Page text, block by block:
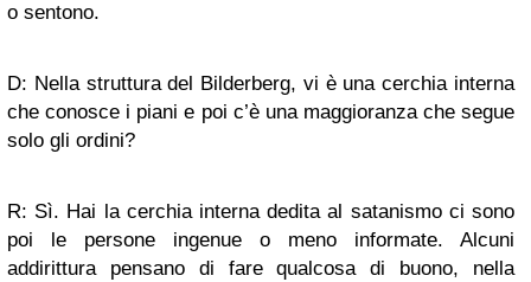
o sentono.
D: Nella struttura del Bilderberg, vi è una cerchia interna
che conosce i piani e poi c’è una maggioranza che segue
solo gli ordini?
R: Sì. Hai la cerchia interna dedita al satanismo ci sono
poi le persone ingenue o meno informate. Alcuni
addirittura pensano di fare qualcosa di buono, nella